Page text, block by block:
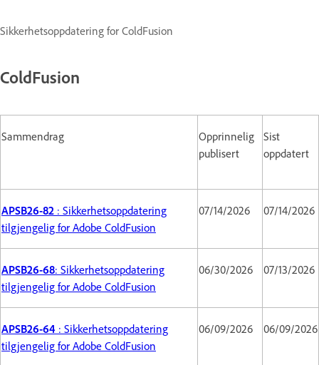
Sikkerhetsoppdatering for ColdFusion
ColdFusion
Sammendrag
Opprinnelig
publisert
Sist
oppdatert
APSB26-82 : Sikkerhetsoppdatering
tilgjengelig for Adobe ColdFusion
07/14/2026 07/14/2026
APSB26-68: Sikkerhetsoppdatering
tilgjengelig for Adobe ColdFusion
06/30/2026 07/13/2026
APSB26-64 : Sikkerhetsoppdatering
tilgjengelig for Adobe ColdFusion
06/09/2026 06/09/2026